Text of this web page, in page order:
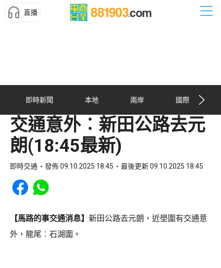
直播
即時新聞 本地 兩岸 國際
交通意外︰新田公路去元
朗(18:45最新)
即時交通 發佈 09.10.2025 18:45 最後更新 09.10.2025 18:45
Share to Facebook
Share to WhatsApp
【馬路的事交通消息】 新田公路去元朗，近壆圍有交通意
外，龍尾︰石湖圍。